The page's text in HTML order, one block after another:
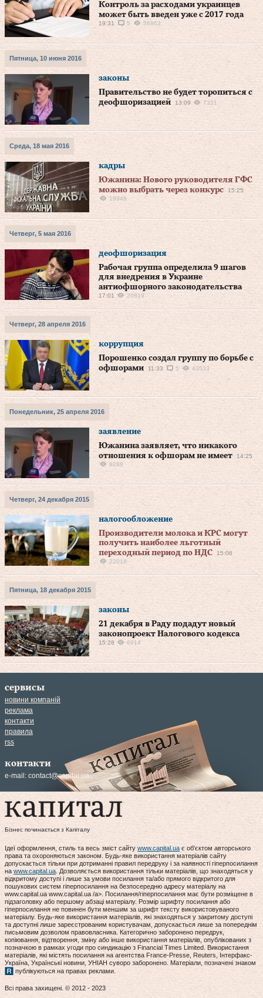
Контроль за расходами украинцев
может быть введен уже с 2017 года
19:31 5 56863
Пятница, 10 июня 2016
законы
Правительство не будет торопиться с
деофшоризацией
13:09 7331
Среда, 18 мая 2016
кадры
Южанина: Нового руководителя ГФС
можно выбрать через конкурс
15:25
19946
Четверг, 5 мая 2016
деофшоризация
Рабочая группа определила 9 шагов
для внедрения в Украине
антиофшорного законодательства
17:01 20819
Четверг, 28 апреля 2016
коррупция
Порошенко создал группу по борьбе с
офшорами
11:33 5 43533
Понедельник, 25 апреля 2016
заявление
Южанина заявляет, что никакого
отношения к офшорам не имеет
14:25
9288
Четверг, 24 декабря 2015
налогообложение
Производители молока и КРС могут
получить наиболее льготный
переходный период по НДС
15:06
22018
Пятница, 18 декабря 2015
законы
21 декабря в Раду подадут новый
законопроект Налогового кодекса
15:28 6914
сервисы
новини компаній
реклама
контакти
правила
rss
контакти
e-mail: contact@capital.ua
Бізнес починається з Капіталу
Ідеї оформлення, стиль та весь зміст сайту www.capital.ua є об'єктом авторського
права та охороняються законом. Будь-яке використання матеріалів сайту
допускається тільки при дотриманні правил передруку і за наявності гіперпосилання
на www.capital.ua . Дозволяється використання тільки матеріалів, що знаходяться у
відкритому доступі і лише за умови посилання та/або прямого відкритого для
пошукових систем гіперпосилання на безпосередню адресу матеріалу на
www.capital.ua www.capital.ua /a>. Посилання/гіперпосилання має бути розміщене в
підзаголовку або першому абзаці матеріалу. Розмір шрифту посилання або
гіперпосилання не повинен бути меншим за шрифт тексту використовуваного
матеріалу. Будь-яке використання матеріалів, які знаходяться у закритому доступі
та доступні лише зареєстрованим користувачам, допускається лише за попереднім
письмовим дозволом правовласника. Категорично заборонено передрук,
копіювання, відтворення, зміну або інше використання матеріалів, опублікованих з
позначкою в рамках угоди про синдикацію з Financial Times Limited. Використання
матеріалів, які містять посилання на агентства France-Presse, Reuters, Інтерфакс-
Україна, Українські новини, УНІАН суворо заборонено. Матеріали, позначені знаком
публікуються на правах реклами.
Всі права захищені. © 2012 - 2023